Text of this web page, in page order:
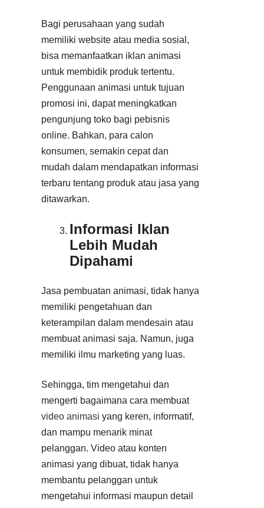
Bagi perusahaan yang sudah
memiliki website atau media sosial,
bisa memanfaatkan iklan animasi
untuk membidik produk tertentu.
Penggunaan animasi untuk tujuan
promosi ini, dapat meningkatkan
pengunjung toko bagi pebisnis
online. Bahkan, para calon
konsumen, semakin cepat dan
mudah dalam mendapatkan informasi
terbaru tentang produk atau jasa yang
ditawarkan.
Informasi Iklan
Lebih Mudah
Dipahami
Jasa pembuatan animasi, tidak hanya
memiliki pengetahuan dan
keterampilan dalam mendesain atau
membuat animasi saja. Namun, juga
memiliki ilmu marketing yang luas.
Sehingga, tim mengetahui dan
mengerti bagaimana cara membuat
video animasi yang keren, informatif,
dan mampu menarik minat
pelanggan. Video atau konten
animasi yang dibuat, tidak hanya
membantu pelanggan untuk
mengetahui informasi maupun detail